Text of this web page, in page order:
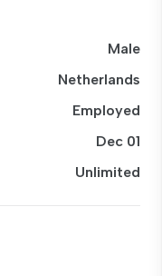
Male
Netherlands
Employed
Dec 01
Unlimited